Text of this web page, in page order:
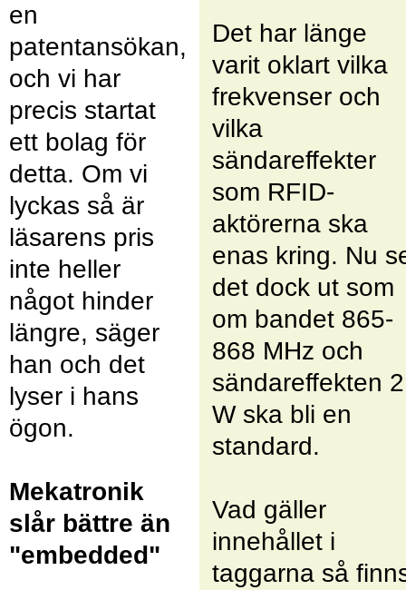
Det har länge
varit oklart vilka
frekvenser och
vilka
sändareffekter
som RFID-
aktörerna ska
enas kring. Nu
det dock ut som
om bandet 865-
868 MHz och
sändareffekten 2
W ska bli en
standard.
Vad gäller
innehållet i
taggarna så
en
patentansökan,
och vi har
precis startat
ett bolag för
detta. Om vi
lyckas så är
läsarens pris
inte heller
något hinder
längre, säger
han och det
lyser i hans
ögon.
Mekatronik
slår bättre än
"embedded"